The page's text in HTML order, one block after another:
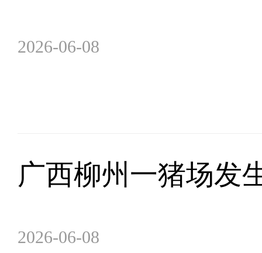
2026-06-08
广西柳州一猪场发
2026-06-08